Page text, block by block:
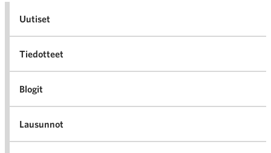
Uutiset
Tiedotteet
Blogit
Lausunnot